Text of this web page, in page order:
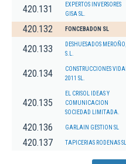
420.131
EXPERTOS INVERSORES
GISA SL.
420.132 FONCEBADON SL
420.133
DESHUESADOS MEROÑO,
S.L.
420.134
CONSTRUCCIONES VIDAL
2011 SL.
420.135
EL CRISOL IDEAS Y
COMUNICACION
SOCIEDAD LIMITADA.
420.136 GARLAIN GESTION SL
420.137 TAPICERIAS RODENAS SL.